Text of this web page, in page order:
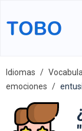
Idiomas
emociones